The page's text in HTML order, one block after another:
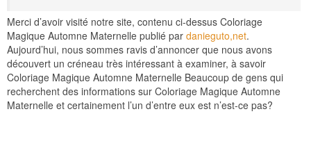
Merci d’avoir visité notre site, contenu ci-dessus Coloriage
Magique Automne Maternelle publié par danieguto,net.
Aujourd’hui, nous sommes ravis d’annoncer que nous avons
découvert un créneau très intéressant à examiner, à savoir
Coloriage Magique Automne Maternelle Beaucoup de gens qui
recherchent des informations sur Coloriage Magique Automne
Maternelle et certainement l’un d’entre eux est n’est-ce pas?